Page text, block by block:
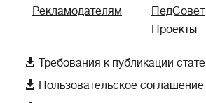
Рекламодателям
ПедСовет
Проекты
 Требования к публикации
 Пользовательское соглашение